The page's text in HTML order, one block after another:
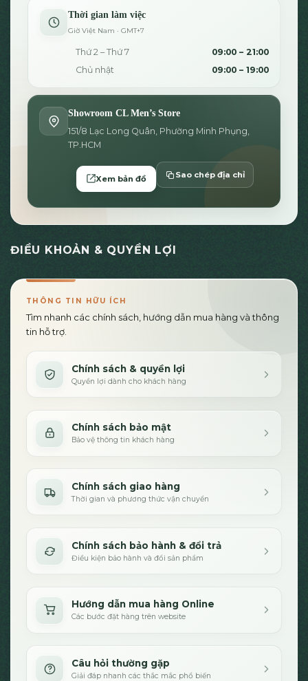
Thời gian làm việc
Giờ Việt Nam · GMT+7
Thứ 2 – Thứ 7
09:00 – 21:00
Chủ nhật
09:00 – 19:00
Showroom CL Men’s Store
151/8 Lạc Long Quân, Phường Minh Phụng,
TP.HCM
Xem bản đồ Sao chép địa chỉ
ĐIỀU KHOẢN & QUYỀN LỢI
THÔNG TIN HỮU ÍCH
Tìm nhanh các chính sách, hướng dẫn mua hàng và thông
tin hỗ trợ.
Chính sách & quyền lợi
Quyền lợi dành cho khách hàng
Chính sách bảo mật
Bảo vệ thông tin khách hàng
Chính sách giao hàng
Thời gian và phương thức vận chuyển
Chính sách bảo hành & đổi trả
Điều kiện bảo hành và đổi sản phẩm
Hướng dẫn mua hàng Online
Các bước đặt hàng trên website
Câu hỏi thường gặp
Giải đáp nhanh các thắc mắc phổ biến